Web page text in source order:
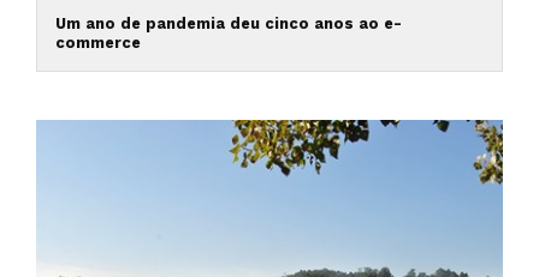
Um ano de pandemia deu cinco anos ao e-
commerce